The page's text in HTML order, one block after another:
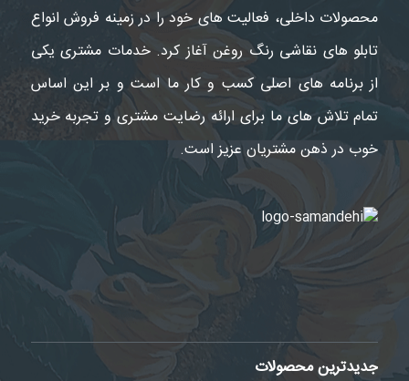
محصولات داخلی، فعالیت های خود را در زمینه فروش انواع
تابلو های نقاشی رنگ روغن آغاز کرد. خدمات مشتری یکی
از برنامه های اصلی کسب و کار ما است و بر این اساس
تمام تلاش های ما برای ارائه رضایت مشتری و تجربه خرید
خوب در ذهن مشتریان عزیز است.
جدیدترین محصولات